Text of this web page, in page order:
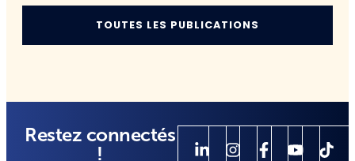
TOUTES LES PUBLICATIONS
Restez connectés
!